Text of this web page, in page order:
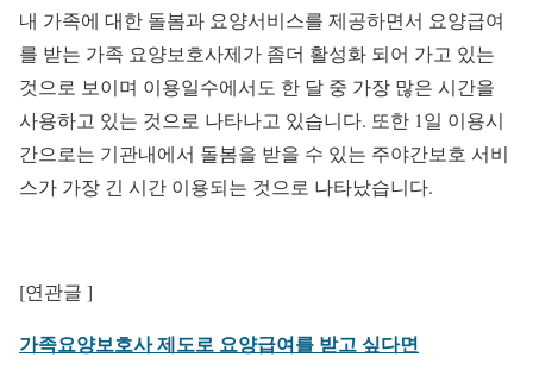
내 가족에 대한 돌봄과 요양서비스를 제공하면서 요양급여
를 받는 가족 요양보호사제가 좀더 활성화 되어 가고 있는
것으로 보이며 이용일수에서도 한 달 중 가장 많은 시간을
사용하고 있는 것으로 나타나고 있습니다. 또한 1일 이용시
간으로는 기관내에서 돌봄을 받을 수 있는 주야간보호 서비
스가 가장 긴 시간 이용되는 것으로 나타났습니다.
[연관글 ]
가족요양보호사 제도로 요양급여를 받고 싶다면